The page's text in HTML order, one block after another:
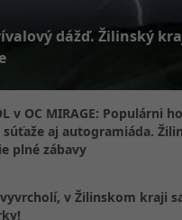
dážď. Žilinský
v OC MIRAGE: Populárni
aj autogramiáda.
plné zábavy
v Žilinskom kraji